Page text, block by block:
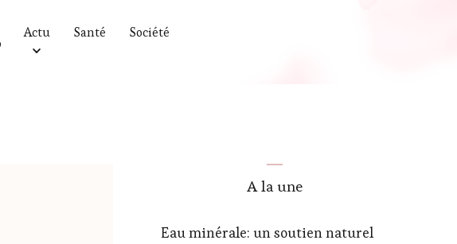
Actu Santé Société
A la une
Eau minérale: un soutien naturel